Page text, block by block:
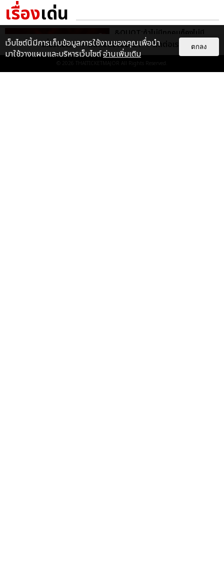
เรื่องเด่น
&QUOT;ถ้าไม่มีทุกคนก็คงไม่มี
เพิร์ธ-แซนต้า&QUOT; ประมวล
ภาพ เพิร์ธ-แซนต้า เปลี่ยน
ฮอลล์ให...
EXCLUSIVE : 34
เกี่ยวกับเรา ติดต่อลงโฆษณา ติดต่อเรา
© 2026 THAITICKETMAJOR All Rights Reserved.
เว็บไซต์นี้มีการเก็บข้อมูลการใช้งานของคุณเพื่อนำ
มาใช้วางแผนและบริหารเว็บไซต์อ่านเพิ่มเติม
ตกลง